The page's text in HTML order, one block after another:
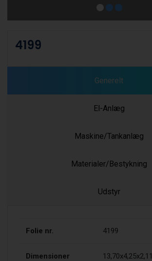
4199
Generelt
El-Anlæg
Maskine/Tankanlæg
Materialer/Bestykning
Udstyr
Folie nr. 4199
Dimensioner 13,70x4,25x2,11